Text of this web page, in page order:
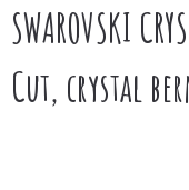
SWAROVSKI
Cut, crystal